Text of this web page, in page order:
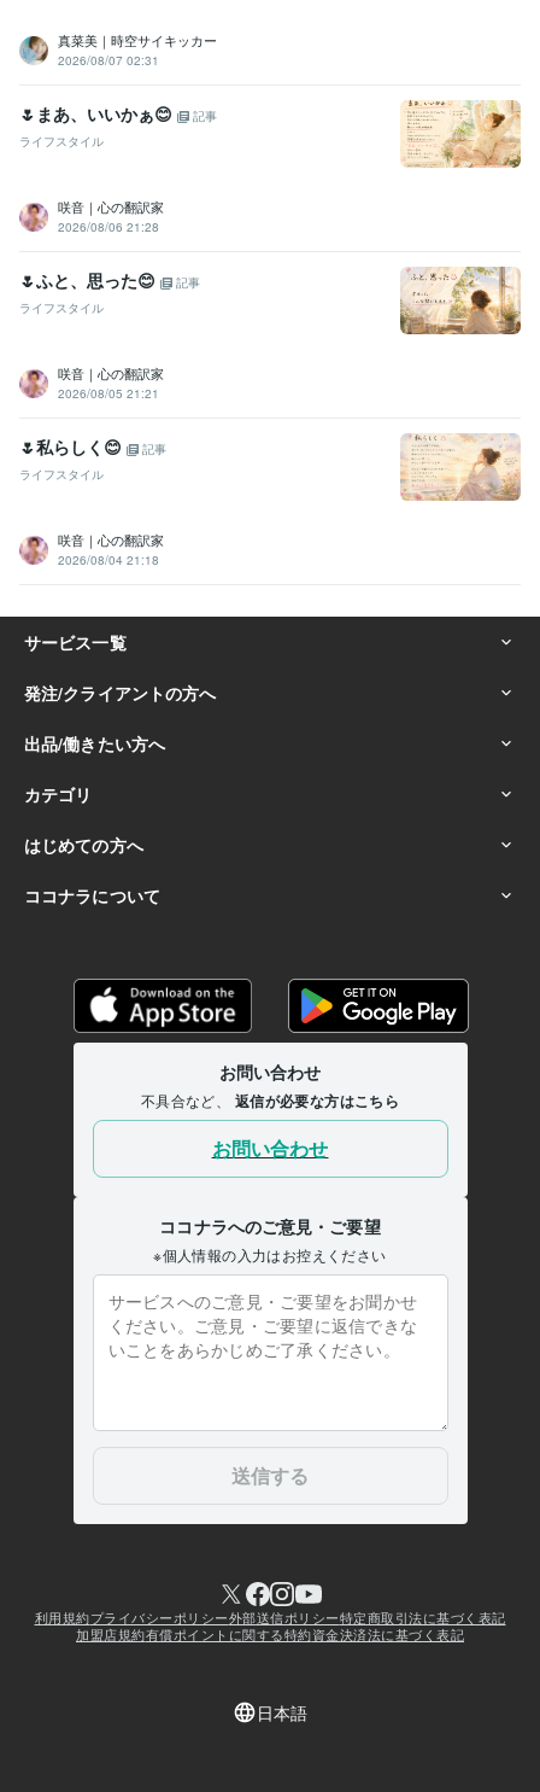
学習指導・資格・キャリア相談
成）■ ■あがり症の克服■
学歴
真菜美｜時空サイキッカー
2026/08/07 02:31
🌷まあ、いいかぁ😊
記事
ライフスタイル
咲音｜心の翻訳家
2026/08/06 21:28
🌷ふと、思った😊
記事
ライフスタイル
咲音｜心の翻訳家
2026/08/05 21:21
🌷私らしく😊
記事
ライフスタイル
咲音｜心の翻訳家
2026/08/04 21:18